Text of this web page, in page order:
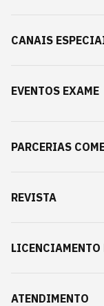
CANAIS
EVENTOS EXAME
PARCERIAS
REVISTA
LICENCIAMENTO
ATENDIMENTO